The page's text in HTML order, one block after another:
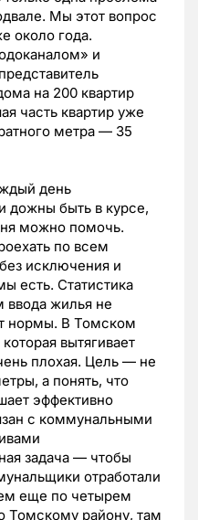
Мы этот вопрос
около года.
» и
на 200 квартир
часть квартир уже
метра — 35
день
дожны быть в курсе,
можно помочь.
по всем
исключения и
есть. Статистика
ввода жилья не
нормы. В Томском
вытягивает
плохая. Цель — не
а понять, что
эффективно
с коммунальными
задача — чтобы
отработали
еще по четырем
Томскому району, там